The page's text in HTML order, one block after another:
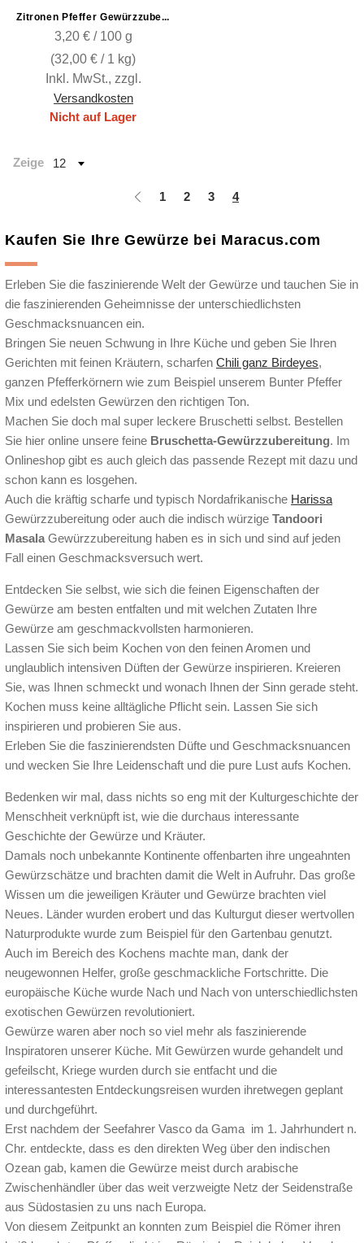
Zitronen Pfeffer Gewürzzubereitung ohne Glutamat
3,20 € / 100 g
(32,00 € / 1 kg)
Inkl. MwSt., zzgl.
Versandkosten
Nicht auf Lager
Zeige
1 2 3 4
Kaufen Sie Ihre Gewürze bei Maracus.com
Erleben Sie die faszinierende Welt der Gewürze und tauchen Sie in
die faszinierenden Geheimnisse der unterschiedlichsten
Geschmacksnuancen ein.
Bringen Sie neuen Schwung in Ihre Küche und geben Sie Ihren
Gerichten mit feinen Kräutern, scharfen Chili ganz Birdeyes,
ganzen Pfefferkörnern wie zum Beispiel unserem Bunter Pfeffer
Mix und edelsten Gewürzen den richtigen Ton.
Machen Sie doch mal super leckere Bruschetti selbst. Bestellen
Sie hier online unsere feine Bruschetta-Gewürzzubereitung. Im
Onlineshop gibt es auch gleich das passende Rezept mit dazu und
schon kann es losgehen.
Auch die kräftig scharfe und typisch Nordafrikanische Harissa
Gewürzzubereitung oder auch die indisch würzige Tandoori
MasalaGewürzzubereitung haben es in sich und sind auf jeden
Fall einen Geschmacksversuch wert.
Entdecken Sie selbst, wie sich die feinen Eigenschaften der
Gewürze am besten entfalten und mit welchen Zutaten Ihre
Gewürze am geschmackvollsten harmonieren.
Lassen Sie sich beim Kochen von den feinen Aromen und
unglaublich intensiven Düften der Gewürze inspirieren. Kreieren
Sie, was Ihnen schmeckt und wonach Ihnen der Sinn gerade steht.
Kochen muss keine alltägliche Pflicht sein. Lassen Sie sich
inspirieren und probieren Sie aus.
Erleben Sie die faszinierendsten Düfte und Geschmacksnuancen
und wecken Sie Ihre Leidenschaft und die pure Lust aufs Kochen.
Bedenken wir mal, dass nichts so eng mit der Kulturgeschichte der
Menschheit verknüpft ist, wie die durchaus interessante
Geschichte der Gewürze und Kräuter.
Damals noch unbekannte Kontinente offenbarten ihre ungeahnten
Gewürzschätze und brachten damit die Welt in Aufruhr. Das große
Wissen um die jeweiligen Kräuter und Gewürze brachten viel
Neues. Länder wurden erobert und das Kulturgut dieser wertvollen
Naturprodukte wurde zum Beispiel für den Gartenbau genutzt.
Auch im Bereich des Kochens machte man, dank der
neugewonnen Helfer, große geschmackliche Fortschritte. Die
europäische Küche wurde Nach und Nach von unterschiedlichsten
exotischen Gewürzen revolutioniert.
Gewürze waren aber noch so viel mehr als faszinierende
Inspiratoren unserer Küche. Mit Gewürzen wurde gehandelt und
gefeilscht, Kriege wurden durch sie entfacht und die
interessantesten Entdeckungsreisen wurden ihretwegen geplant
und durchgeführt.
Erst nachdem der Seefahrer Vasco da Gama im 1. Jahrhundert n.
Chr. entdeckte, dass es den direkten Weg über den indischen
Ozean gab, kamen die Gewürze meist durch arabische
Zwischenhändler über das weit verzweigte Netz der Seidenstraße
aus Südostasien zu uns nach Europa.
Von diesem Zeitpunkt an konnten zum Beispiel die Römer ihren